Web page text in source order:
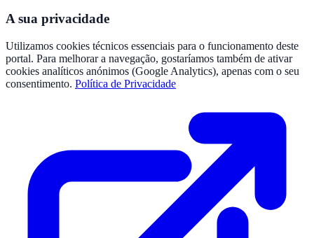
A sua privacidade
Utilizamos cookies técnicos essenciais para o funcionamento deste
portal. Para melhorar a navegação, gostaríamos também de ativar
cookies analíticos anónimos (Google Analytics), apenas com o seu
consentimento. Política de Privacidade